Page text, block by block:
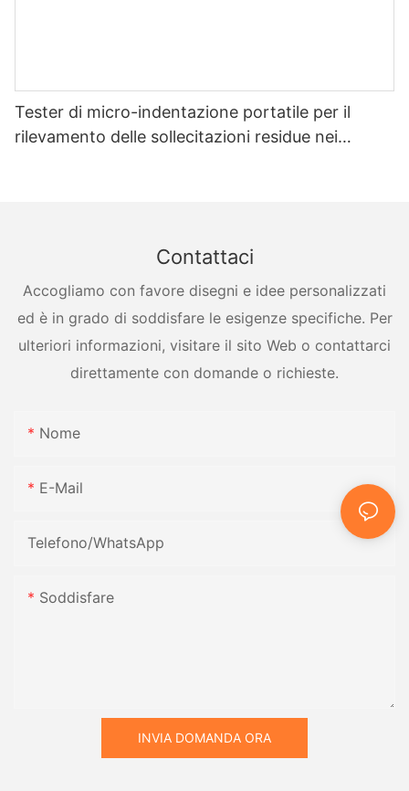
Tester di micro-indentazione portatile per il
rilevamento delle sollecitazioni residue nei
Contattaci
Accogliamo con favore disegni e idee personalizzati
ed è in grado di soddisfare le esigenze specifiche. Per
ulteriori informazioni, visitare il sito Web o contattarci
direttamente con domande o richieste.
Nome
E-Mail
Telefono/WhatsApp
Soddisfare
INVIA DOMANDA ORA